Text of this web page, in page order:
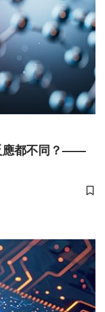
應都不同？——
儲